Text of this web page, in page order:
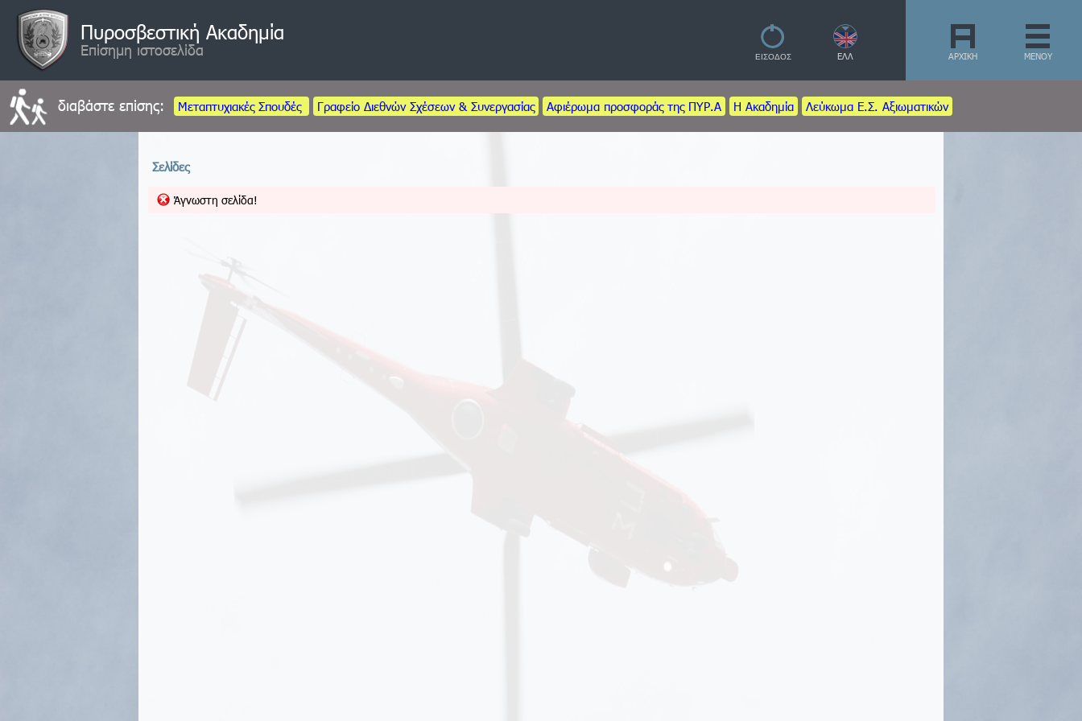
Πυροσβεστική Ακαδημία
Επίσημη ιστοσελίδα ΑΡΧΙΚΗ
ΕΛΛ ΜΕΝΟΥ
διαβάστε επίσης: Μεταπτυχιακές Σπουδές Γραφείο Διεθνών Σχέσεων & Συνεργασίας Αφιέρωμα προσφοράς της ΠΥΡ.Α Η Ακαδημία Λεύκωμα Ε.Σ. Αξιωματικών
Σελίδες
Άγνωστη σελίδα!